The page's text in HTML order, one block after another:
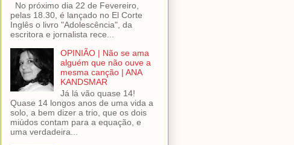
No próximo dia 22 de Fevereiro,
pelas 18.30, é lançado no El Corte
Inglês o livro "Adolescência", da
escritora e jornalista rece...
OPINIÃO | Não se ama
alguém que não ouve a
mesma canção | ANA
KANDSMAR
Já lá vão quase 14!
Quase 14 longos anos de uma vida a
solo, a bem dizer a trio, que os dois
miúdos contam para a equação, e
uma verdadeira...